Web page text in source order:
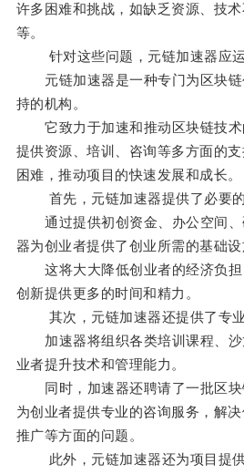
许多困难和挑战，如缺乏资源、技
等。
针对这些问题，元链加速器应运
元链加速器是一种专门为区块链
持的机构。
它致力于加速和推动区块链技术
提供资源、培训、咨询等多方面的
困难，推动项目的快速发展和成长。
首先，元链加速器提供了必要的
通过提供初创资金、办公空间、
器为创业者提供了创业所需的基础设
这将大大降低创业者的经济负担
创新提供更多的时间和精力。
其次，元链加速器还提供了专业
加速器将组织各类培训课程、沙
业者提升技术和管理能力。
同时，加速器还聘请了一批区块
为创业者提供专业的咨询服务，解
推广等方面的问题。
此外，元链加速器还为项目提供